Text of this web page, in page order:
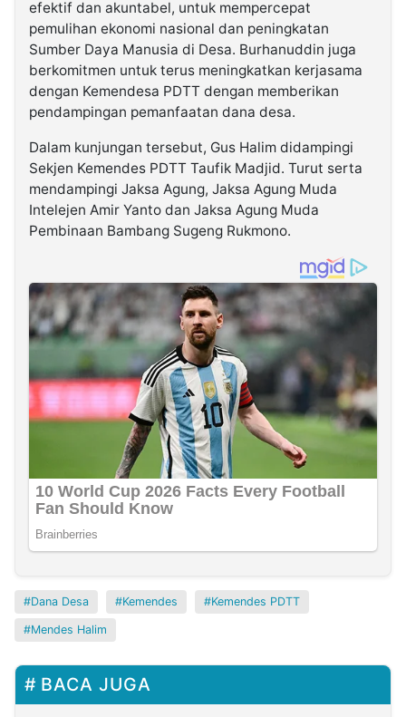
efektif dan akuntabel, untuk mempercepat
pemulihan ekonomi nasional dan peningkatan
Sumber Daya Manusia di Desa. Burhanuddin juga
berkomitmen untuk terus meningkatkan kerjasama
dengan Kemendesa PDTT dengan memberikan
pendampingan pemanfaatan dana desa.
Dalam kunjungan tersebut, Gus Halim didampingi
Sekjen Kemendes PDTT Taufik Madjid. Turut serta
mendampingi Jaksa Agung, Jaksa Agung Muda
Intelejen Amir Yanto dan Jaksa Agung Muda
Pembinaan Bambang Sugeng Rukmono.
Dana Desa Kemendes Kemendes PDTT
Mendes Halim
BACA JUGA